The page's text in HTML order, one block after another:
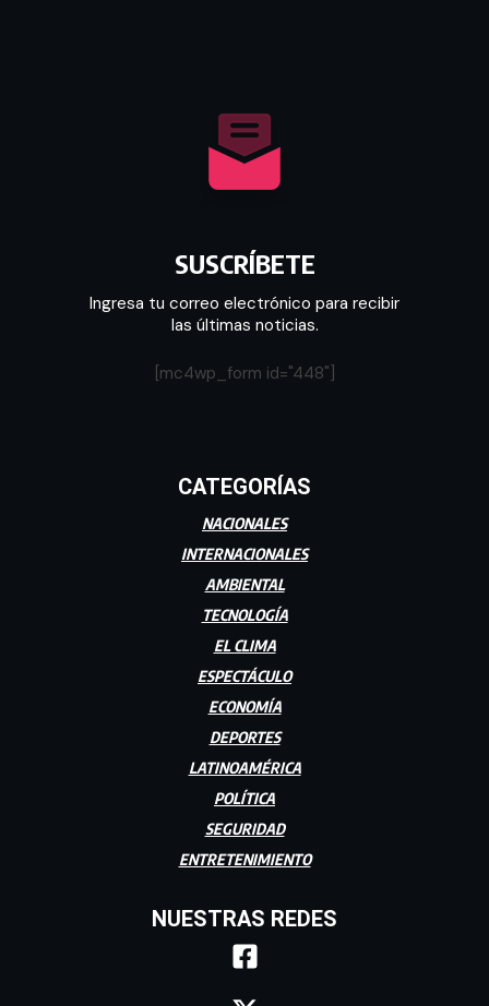
SUSCRÍBETE
Ingresa tu correo electrónico para recibir
las últimas noticias.
[mc4wp_form id="448"]
CATEGORÍAS
NACIONALES
INTERNACIONALES
AMBIENTAL
TECNOLOGÍA
EL CLIMA
ESPECTÁCULO
ECONOMÍA
DEPORTES
LATINOAMÉRICA
POLÍTICA
SEGURIDAD
ENTRETENIMIENTO
NUESTRAS REDES